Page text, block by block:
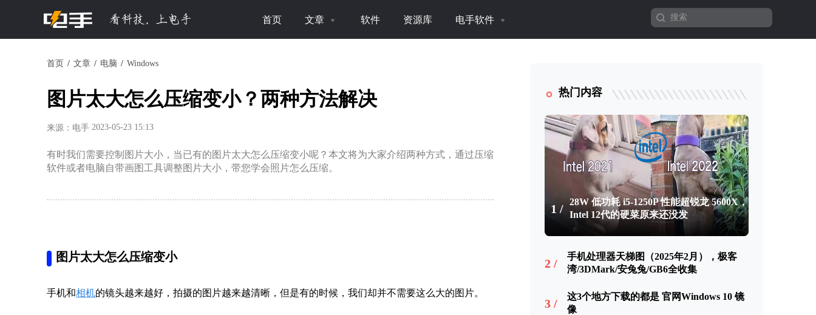
首页 文章 软件 资源库 电手软件
首页 文章 电脑 Windows
图片太大怎么压缩变小？两种方法解决
来源：电手 2023-05-23 15:13
有时我们需要控制图片大小，当已有的图片太大怎么压缩变小呢？本文将为大家介绍两种方式，通过压缩
软件或者电脑自带画图工具调整图片大小，带您学会照片怎么压缩。
图片太大怎么压缩变小
手机和相机的镜头越来越好，拍摄的图片越来越清晰，但是有的时候，我们却并不需要这么大的图片。
热门内容
1 /
28W 低功耗 i5-1250P 性能超锐龙 5600X，
Intel 12代的硬菜原来还没发
2 /
手机处理器天梯图（2025年2月），极客
湾/3DMark/安兔兔/GB6全收集
3 /
这3个地方下载的都是 官网Windows 10 镜
像